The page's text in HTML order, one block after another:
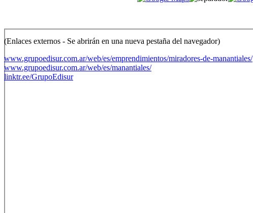
(Enlaces externos - Se abrirán en una nueva pestaña del navegador)
www.grupoedisur.com.ar/web/es/emprendimientos/miradores-de-manantiales/
www.grupoedisur.com.ar/web/es/manantiales/
linktr.ee/GrupoEdisur